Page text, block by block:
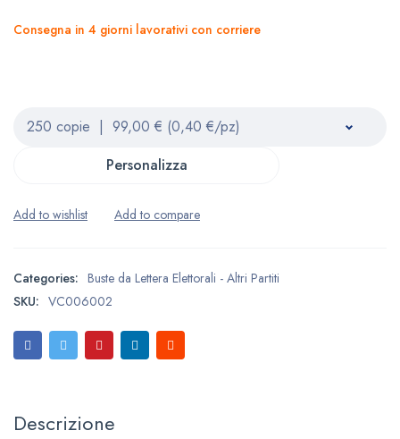
Consegna in 4 giorni lavorativi con corriere
Personalizza
Categories: Buste da Lettera Elettorali - Altri Partiti
SKU: VC006002
Descrizione